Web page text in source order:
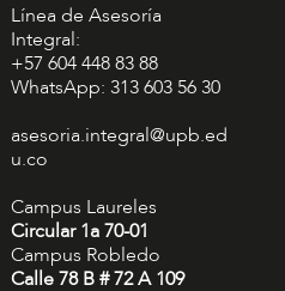
Línea de Asesoría
Integral:
+57 604 448 83 88
WhatsApp: 313 603 56 30
asesoria.integral@upb.ed
u.co
Campus Laureles
Circular 1a 70-01
Campus Robledo
Calle 78 B # 72 A 109